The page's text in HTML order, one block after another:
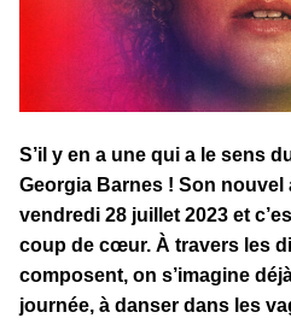
S’il y en a une qui a le sens
Georgia Barnes ! Son nouvel
vendredi 28 juillet 2023 et
coup de cœur. À travers les
composent, on s’imagine
journée, à danser dans les